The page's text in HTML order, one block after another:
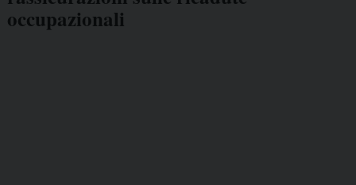
occupazionali